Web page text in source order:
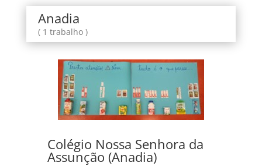
Anadia
( 1 trabalho )
Colégio Nossa Senhora da
Assunção (Anadia)